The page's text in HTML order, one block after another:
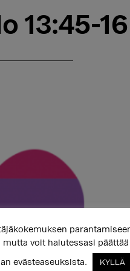
13:45-16
voit halutessasi päättää
evästeaseuksista. KYLLÄ